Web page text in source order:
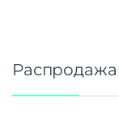
Распродажа